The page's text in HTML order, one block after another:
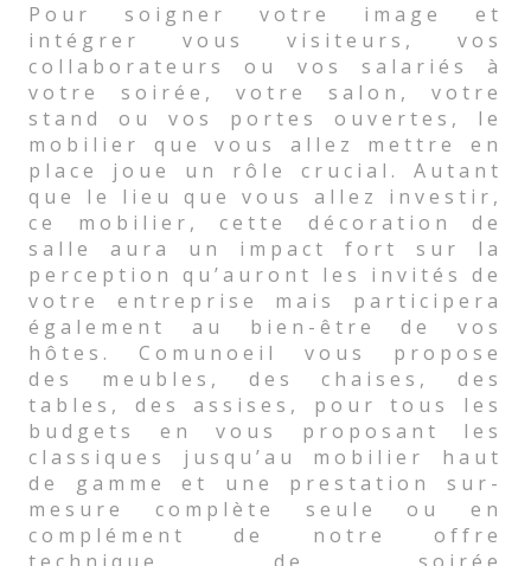
Pour soigner votre image et
intégrer vous visiteurs, vos
collaborateurs ou vos salariés à
votre soirée, votre salon, votre
stand ou vos portes ouvertes, le
mobilier que vous allez mettre en
place joue un rôle crucial. Autant
que le lieu que vous allez investir,
ce mobilier, cette décoration de
salle aura un impact fort sur la
perception qu’auront les invités de
votre entreprise mais participera
également au bien-être de vos
hôtes. Comunoeil vous propose
des meubles, des chaises, des
tables, des assises, pour tous les
budgets en vous proposant les
classiques jusqu’au mobilier haut
de gamme et une prestation sur-
mesure complète seule ou en
complément de notre offre